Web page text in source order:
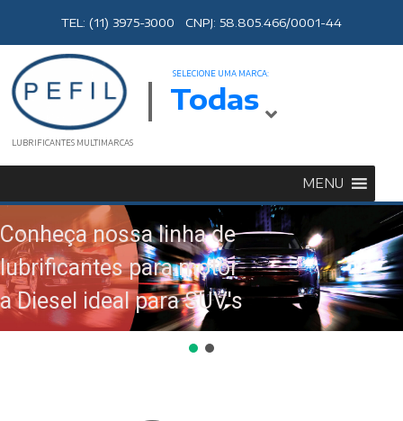
TEL: (11) 3975-3000 CNPJ: 58.805.466/0001-44
LUBRIFICANTES MULTIMARCAS
SELECIONE UMA MARCA:
Todas
MENU
Conheça nossa linha de
lubrificantes para motor
a Diesel ideal para SUV's